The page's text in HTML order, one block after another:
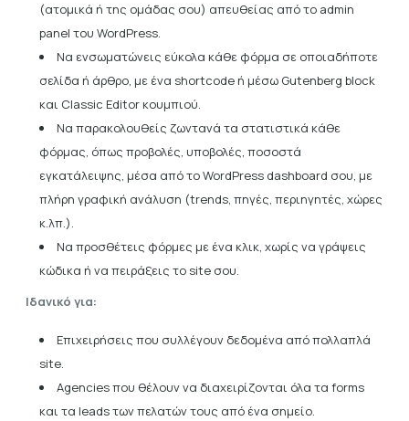
(ατομικά ή της ομάδας σου) απευθείας από το admin
panel του WordPress.
Να ενσωματώνεις εύκολα κάθε φόρμα σε οποιαδήποτε
σελίδα ή άρθρο, με ένα shortcode ή μέσω Gutenberg block
και Classic Editor κουμπιού.
Να παρακολουθείς ζωντανά τα στατιστικά κάθε
φόρμας, όπως προβολές, υποβολές, ποσοστά
εγκατάλειψης, μέσα από το WordPress dashboard σου, με
πλήρη γραφική ανάλυση (trends, πηγές, περιηγητές, χώρες
κ.λπ.).
Να προσθέτεις φόρμες με ένα κλικ, χωρίς να γράψεις
κώδικα ή να πειράξεις το site σου.
Ιδανικό για:
Επιχειρήσεις που συλλέγουν δεδομένα από πολλαπλά
site.
Agencies που θέλουν να διαχειρίζονται όλα τα forms
και τα leads των πελατών τους από ένα σημείο.